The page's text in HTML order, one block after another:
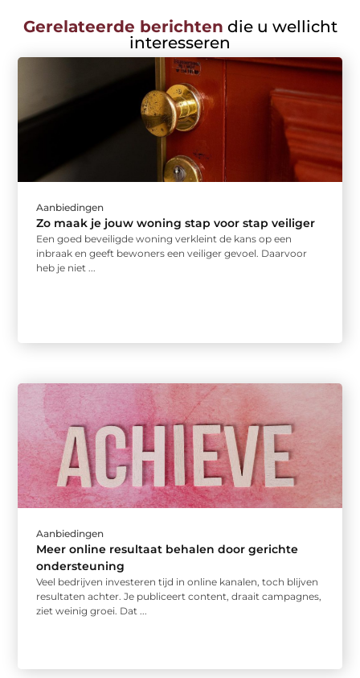
Gerelateerde berichten die u wellicht
interesseren
Aanbiedingen
Zo maak je jouw woning stap voor stap veiliger
Een goed beveiligde woning verkleint de kans op een
inbraak en geeft bewoners een veiliger gevoel. Daarvoor
heb je niet ...
Aanbiedingen
Meer online resultaat behalen door gerichte
ondersteuning
Veel bedrijven investeren tijd in online kanalen, toch blijven
resultaten achter. Je publiceert content, draait campagnes,
ziet weinig groei. Dat ...